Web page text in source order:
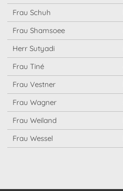
Frau Schuh
Frau Shamsoee
Herr Sutyadi
Frau Tiné
Frau Vestner
Frau Wagner
Frau Weiland
Frau Wessel